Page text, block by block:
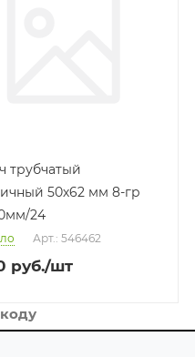
трубчатый
50х62 мм 8-гр
24
Арт.: 546462
руб./шт